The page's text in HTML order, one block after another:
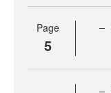
Page
5